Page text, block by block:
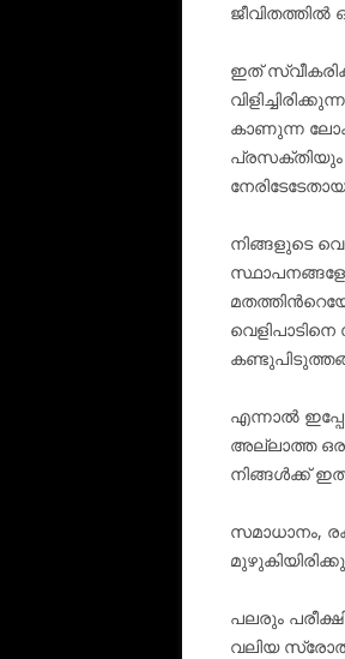
ഇത്
കാണുന്ന
പ്രസക്തിയും
നിങ്ങളുടെ
എന്നാൽ
അല്ലാത്ത
നിങ്ങൾക്ക്
സമാധാനം,
പലരും
വലിയ